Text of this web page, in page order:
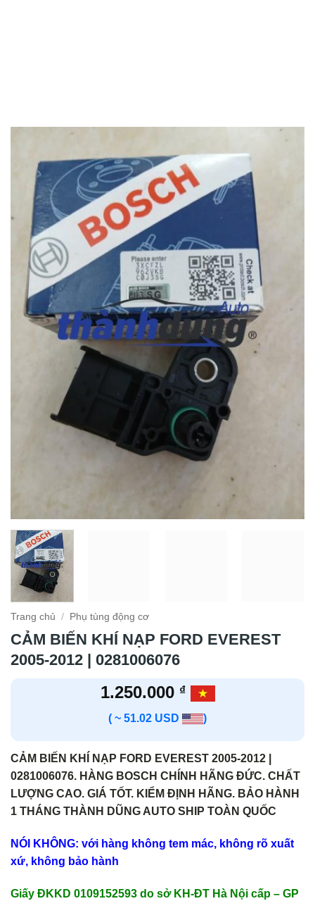
Trang chủ / Phụ tùng động cơ
CẢM BIẾN KHÍ NẠP FORD EVEREST
2005-2012 | 0281006076
1.250.000 ₫
( ~ 51.02 USD )
CẢM BIẾN KHÍ NẠP FORD EVEREST 2005-2012 |
0281006076. HÀNG BOSCH CHÍNH HÃNG ĐỨC. CHẤT
LƯỢNG CAO. GIÁ TỐT. KIỂM ĐỊNH HÃNG. BẢO HÀNH
1 THÁNG THÀNH DŨNG AUTO SHIP TOÀN QUỐC
NÓI KHÔNG: với hàng không tem mác, không rõ xuất
xứ, không bảo hành
Giấy ĐKKD 0109152593 do sở KH-ĐT Hà Nội cấp – GP